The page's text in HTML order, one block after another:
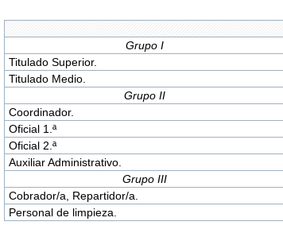
Grupo I
Titulado Superior.
Titulado Medio.
Grupo II
Coordinador.
Oficial 1.ª
Oficial 2.ª
Auxiliar Administrativo.
Grupo III
Cobrador/a, Repartidor/a.
Personal de limpieza.